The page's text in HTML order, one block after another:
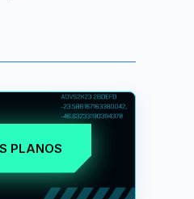
PLANOS